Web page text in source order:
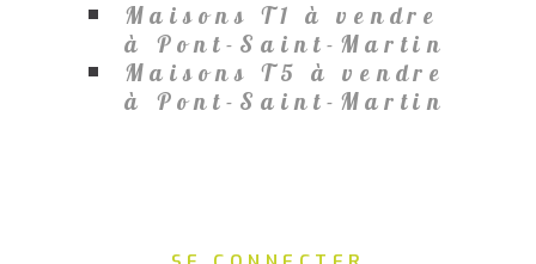
Maisons T1 à vendre
à Pont-Saint-Martin
Maisons T5 à vendre
à Pont-Saint-Martin